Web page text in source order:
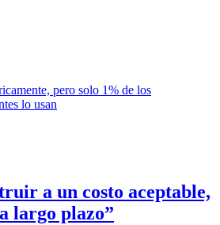
a un costo aceptable,
largo plazo”